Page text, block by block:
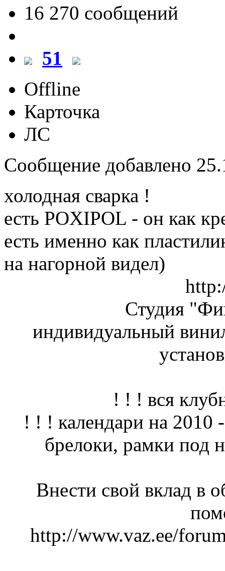
16 270 cообщений
51
Offline
Карточка
ЛС
Сообщение добавлено
холодная сварка !
есть POXIPOL - он как
есть именно как
на нагорной видел)
Студия
индивидуальный
! ! ! вся
! ! ! календари на 2010
брелоки, рамки под
Внести свой вклад в
http://www.vaz.ee/